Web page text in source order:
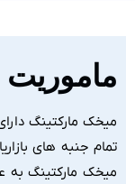
ماموریت
میخک مارکتینگ
تمام جنبه های
میخک مارکتینگ به